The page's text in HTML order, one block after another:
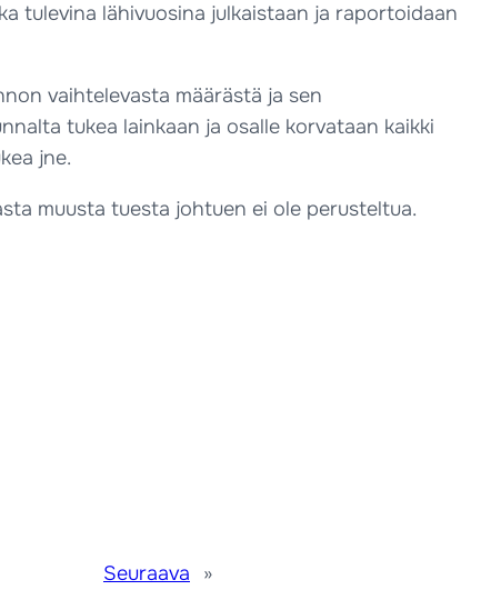
tulevina lähivuosina julkaistaan ja raportoidaan
vaihtelevasta määrästä ja sen
tukea lainkaan ja osalle korvataan kaikki
jne.
muusta tuesta johtuen ei ole perusteltua.
Seuraava »